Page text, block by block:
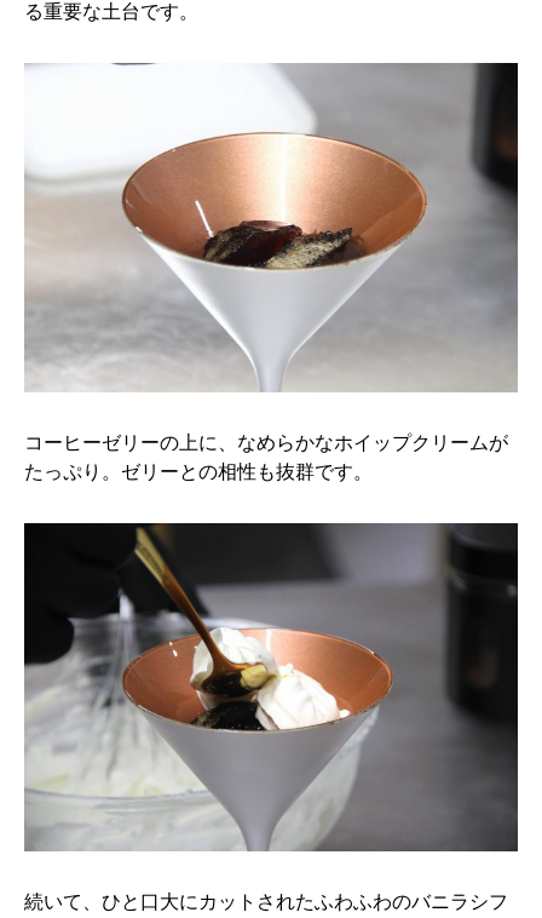
る重要な土台です。
コーヒーゼリーの上に、なめらかなホイップクリームが
たっぷり。ゼリーとの相性も抜群です。
続いて、ひと口大にカットされたふわふわのバニラシフ